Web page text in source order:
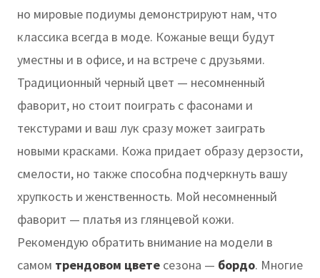
но мировые подиумы демонстрируют нам, что
классика всегда в моде. Кожаные вещи будут
уместны и в офисе, и на встрече с друзьями.
Традиционный черный цвет — несомненный
фаворит, но стоит поиграть с фасонами и
текстурами и ваш лук сразу может заиграть
новыми красками. Кожа придает образу дерзости,
смелости, но также способна подчеркнуть вашу
хрупкость и женственность. Мой несомненный
фаворит — платья из глянцевой кожи.
Рекомендую обратить внимание на модели в
самом трендовом цвете сезона — бордо. Многие